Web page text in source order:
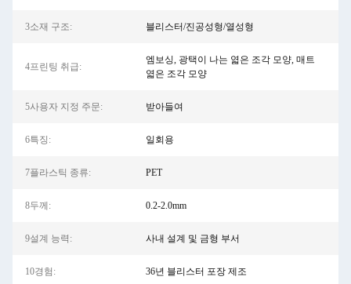
3소재 구조: 블리스터/진공성형/열성형
4프린팅 취급:
엠보싱, 광택이 나는 엷은 조각 모양, 매트
엷은 조각 모양
5사용자 지정 주문: 받아들여
6특징: 일회용
7플라스틱 종류: PET
8두께: 0.2-2.0mm
9설계 능력: 사내 설계 및 금형 부서
10경험: 36년 블리스터 포장 제조